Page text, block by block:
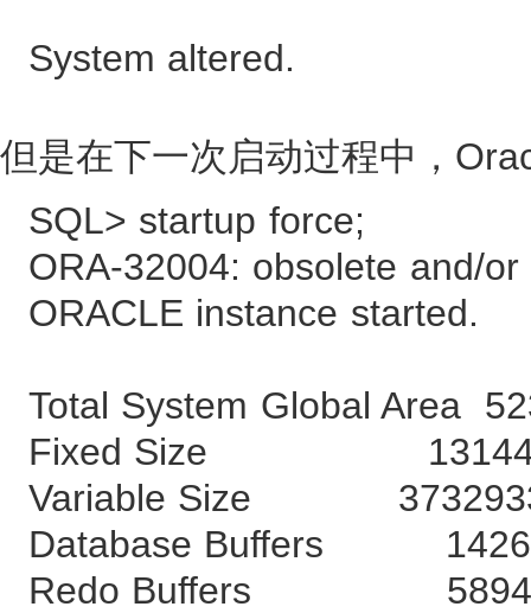
System altered.
但是在下一次启动过程中，
SQL> startup force;
ORA-32004: obsolete and/
ORACLE instance started.
Total System Global Area
Fixed Size
Variable Size
Database Buffers
Redo Buffers